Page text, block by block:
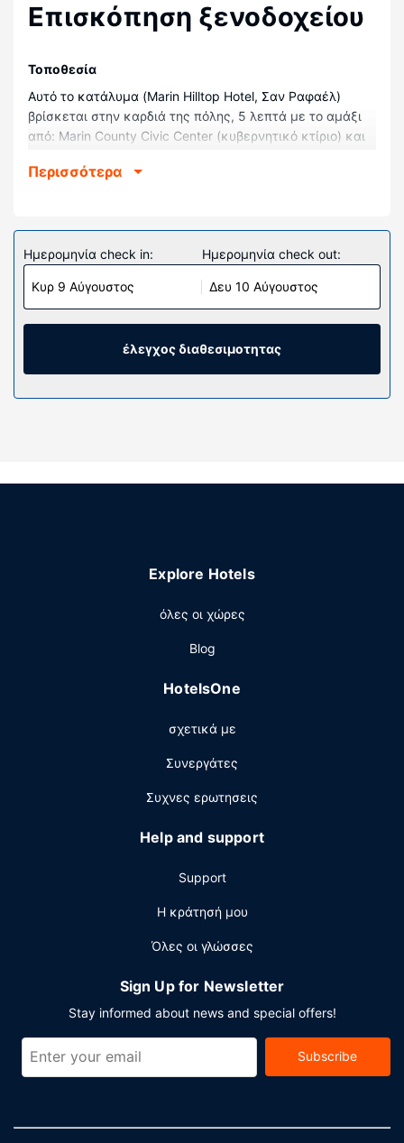
Επισκόπηση ξενοδοχείου
Τοποθεσία
Αυτό το κατάλυμα (Marin Hilltop Hotel, Σαν Ραφαέλ)
βρίσκεται στην καρδιά της πόλης, 5 λεπτά με το αμάξι
από: Marin County Civic Center (κυβερνητικό κτίριο) και
ξενοδοχείο απέχει 5 χλμ. από: Πάρκο China Camp State
Νιώστε σαν στο σπίτι σας σε ένα από τα 235 δωμάτια
με μοναδική διακόσμηση ανά δωμάτιο, όπου υπάρχουν
ψυγείο και τηλεοράσεις LCD. Το κρεβάτι σας (με
ανώστρωμα) διαθέτει κλινοσκεπάσματα υψηλής
ποιότητας (premium). Mπορείτε να είστε πάντα online με
concierge και υπηρεσίες γάμου.
(εστιατόριο) που βρίσκεται δίπλα στην πισίνα. Το
στην πισίνα. Με επιπλέον χρέωση είναι διαθέσιμο
επιχειρηματικό κέντρο που λειτουργεί 24 ώρες το
24ωρο, γρήγορο check-out και υπηρεσίες
στεγνοκαθαριστηρίου/πλυντηρίων. Θέλετε να
Ραφαέλ); Αυτό το ξενοδοχείο διαθέτει χώρο που είναι
234 τετραγωνικά μέτρα και περιλαμβάνει συνεδριακό
θα βρείτε δωρεάν στάθμευση χωρίς παρκαδόρο.
Περισσότερα
Ημερομηνία check in:
Κυρ 9 Αύγουστος
Ημερομηνία check out:
Δευ 10 Αύγουστος
έλεγχος διαθεσιμοτητας
Explore Hotels
όλες οι χώρες
Blog
HotelsOne
σχετικά με
Συνεργάτες
Συχνες ερωτησεις
Help and support
Support
Η κράτησή μου
Όλες οι γλώσσες
Sign Up for Newsletter
Stay informed about news and special offers!
Subscribe